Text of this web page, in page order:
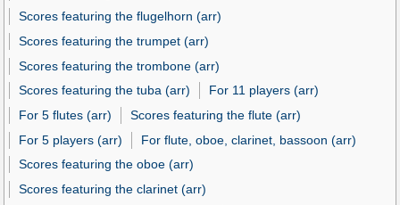
Scores featuring the flugelhorn (arr)
Scores featuring the trumpet (arr)
Scores featuring the trombone (arr)
Scores featuring the tuba (arr)
For 11 players (arr)
For 5 flutes (arr)
Scores featuring the flute (arr)
For 5 players (arr)
For flute, oboe, clarinet, bassoon (arr)
Scores featuring the oboe (arr)
Scores featuring the clarinet (arr)